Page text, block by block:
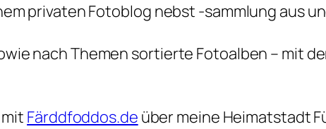
privaten Fotoblog nebst -sammlung aus
nach Themen sortierte Fotoalben – mit
Färddfoddos.de über meine Heimatstadt